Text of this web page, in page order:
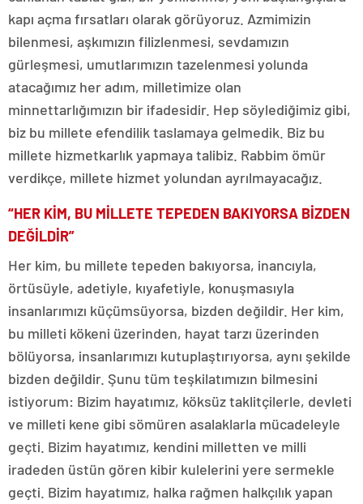
kapı açma fırsatları olarak görüyoruz. Azmimizin
bilenmesi, aşkımızın filizlenmesi, sevdamızın
gürleşmesi, umutlarımızın tazelenmesi yolunda
atacağımız her adım, milletimize olan
minnettarlığımızın bir ifadesidir. Hep söylediğimiz gibi,
biz bu millete efendilik taslamaya gelmedik. Biz bu
millete hizmetkarlık yapmaya talibiz. Rabbim ömür
verdikçe, millete hizmet yolundan ayrılmayacağız.
“HER KİM, BU MİLLETE TEPEDEN BAKIYORSA BİZDEN
DEĞİLDİR”
Her kim, bu millete tepeden bakıyorsa, inancıyla,
örtüsüyle, adetiyle, kıyafetiyle, konuşmasıyla
insanlarımızı küçümsüyorsa, bizden değildir. Her kim,
bu milleti kökeni üzerinden, hayat tarzı üzerinden
bölüyorsa, insanlarımızı kutuplaştırıyorsa, aynı şekilde
bizden değildir. Şunu tüm teşkilatımızın bilmesini
istiyorum: Bizim hayatımız, köksüz taklitçilerle, devleti
ve milleti kene gibi sömüren asalaklarla mücadeleyle
geçti. Bizim hayatımız, kendini milletten ve milli
iradeden üstün gören kibir kulelerini yere sermekle
geçti. Bizim hayatımız, halka rağmen halkçılık yapan